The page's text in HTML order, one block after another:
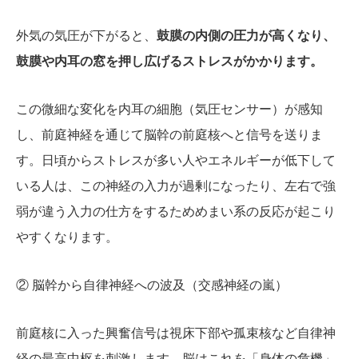
外気の気圧が下がると、 鼓膜の内側の圧力が高くなり、
鼓膜や内耳の窓を押し広げるストレスがかかります。
この微細な変化を内耳の細胞（気圧センサー）が感知
し、前庭神経を通じて脳幹の前庭核へと信号を送りま
す。日頃からストレスが多い人やエネルギーが低下して
いる人は、この神経の入力が過剰になったり、左右で強
弱が違う入力の仕方をするためめまい系の反応が起こり
やすくなります。
② 脳幹から自律神経への波及（交感神経の嵐）
前庭核に入った興奮信号は視床下部や孤束核など自律神